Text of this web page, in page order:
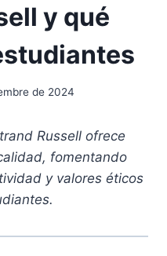
y qué
de 2024
Russell ofrece
fomentando
y valores éticos